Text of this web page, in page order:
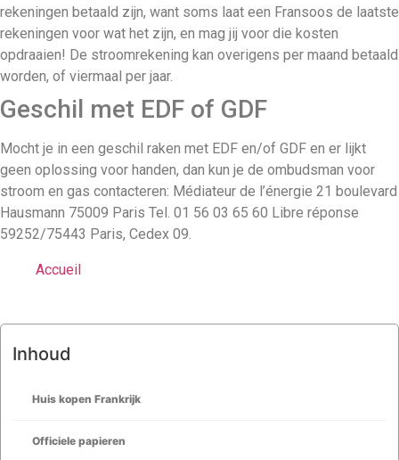
rekeningen betaald zijn, want soms laat een Fransoos de laatste
rekeningen voor wat het zijn, en mag jij voor die kosten
opdraaien! De stroomrekening kan overigens per maand betaald
worden, of viermaal per jaar.
Geschil met EDF of GDF
Mocht je in een geschil raken met EDF en/of GDF en er lijkt
geen oplossing voor handen, dan kun je de ombudsman voor
stroom en gas contacteren: Médiateur de l’énergie 21 boulevard
Hausmann 75009 Paris Tel. 01 56 03 65 60 Libre réponse
59252/75443 Paris, Cedex 09.
Accueil
Inhoud
Huis kopen Frankrijk
Officiele papieren